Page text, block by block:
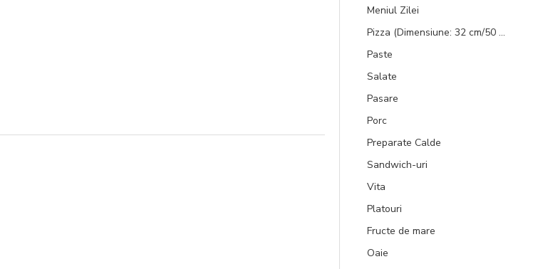
Meniul Zilei
Pizza (Dimensiune: 32 cm/50 cm)
Paste
Salate
Pasare
Porc
Preparate Calde
Sandwich-uri
Vita
Platouri
Fructe de mare
Oaie